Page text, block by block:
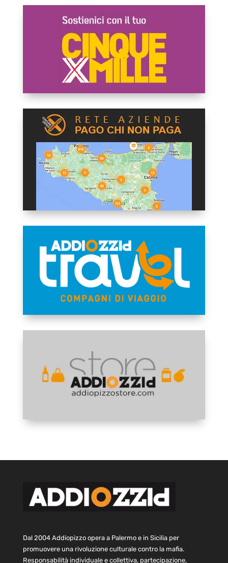
Dal 2004 Addiopizzo opera a Palermo e in Sicilia per
promuovere una rivoluzione culturale contro la mafia.
Responsabilità individuale e collettiva, partecipazione,